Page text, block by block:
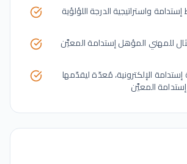
واستراتيجية الدرجة اللؤلؤية
للمهني المؤهل إستدامة المعيَّن
الإلكترونية، مُعدّة ليقدّمها
المعيَّن